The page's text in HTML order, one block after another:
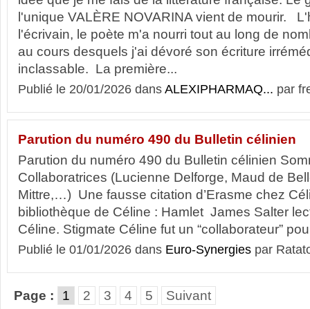
l'unique VALÈRE NOVARINA vient de mourir.
l'écrivain, le poète m'a nourri tout au long de
au cours desquels j'ai dévoré son écriture
inclassable. La première...
Publié le 20/01/2026 dans ALEXIPHARMAQ... par
Parution du numéro 490 du Bulletin célinien
Parution du numéro 490 du Bulletin célinien
Collaboratrices (Lucienne Delforge, Maud de
Mittre,…) Une fausse citation d’Erasme chez
bibliothèque de Céline : Hamlet James Salter
Céline. Stigmate Céline fut un “collaborateur”
Publié le 01/01/2026 dans Euro-Synergies par
Page : 1 2 3 4 5 Suivant